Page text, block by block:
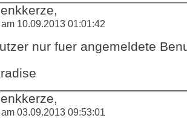
10.09.2013 01:01:42
nur fuer angemeldete
03.09.2013 09:53:01